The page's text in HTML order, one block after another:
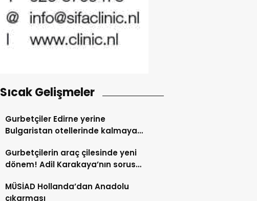
Sıcak Gelişmeler
Gurbetçiler Edirne yerine
Bulgaristan otellerinde kalmaya
Gurbetçilerin araç çilesinde yeni
dönem! Adil Karakaya’nın sorusu
MÜSİAD Hollanda’dan Anadolu
çıkarması